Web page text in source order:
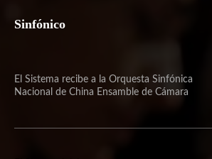
Sinfónico
El Sistema recibe a la Orquesta Sinfónica
Nacional de China Ensamble de Cámara